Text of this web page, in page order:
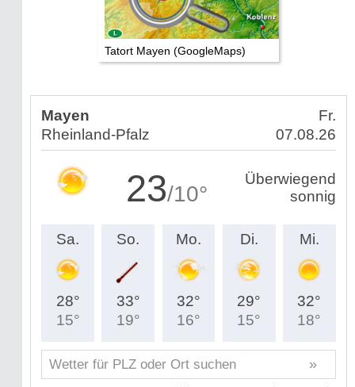
Tatort Mayen (GoogleMaps)